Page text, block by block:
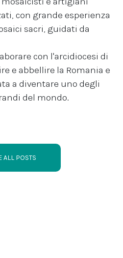
con grande esperienza
sacri, guidati da
con l'arcidiocesi di
e abbellire la Romania e
a diventare uno degli
del mondo.
ALL POSTS